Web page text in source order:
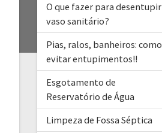
O que fazer para desentupir
vaso sanitário?
Pias, ralos, banheiros: como
evitar entupimentos!!
Esgotamento de
Reservatório de Água
Limpeza de Fossa Séptica